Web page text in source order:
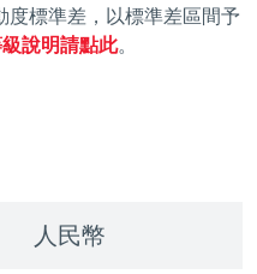
度標準差，以標準差區間予
說明請點此。
人民幣